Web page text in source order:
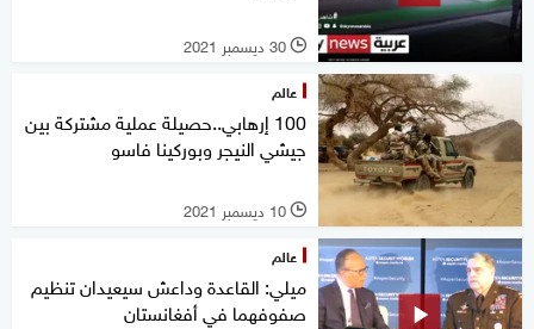
l 30 ديسمبر 2021
عالم
100 إرهابي..حصيلة عملية مشتركة بين
جيشي النيجر وبوركينا فاسو
l 10 ديسمبر 2021
عالم
ميلي: القاعدة وداعش سيعيدان تنظيم
صفوفهما في أفغانستان